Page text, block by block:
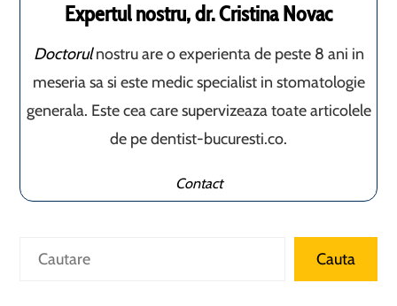
Expertul nostru, dr. Cristina Novac
Doctorulnostru are o experienta de peste 8 ani in
meseria sa si este medic specialist in stomatologie
generala. Este cea care supervizeaza toate articolele
de pe dentist-bucuresti.co.
Contact
Caută Cauta